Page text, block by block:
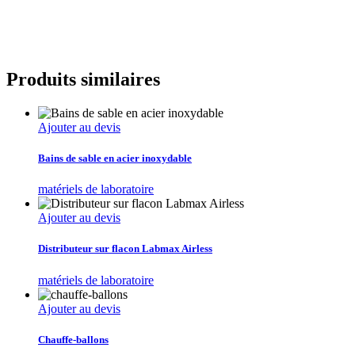
Produits similaires
Ajouter au devis
Bains de sable en acier inoxydable
matériels de laboratoire
Ajouter au devis
Distributeur sur flacon Labmax Airless
matériels de laboratoire
Ajouter au devis
Chauffe-ballons